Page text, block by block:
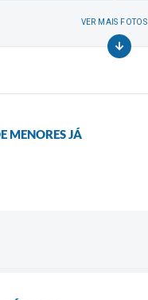
VER MAIS FOTOS
MENORES JÁ